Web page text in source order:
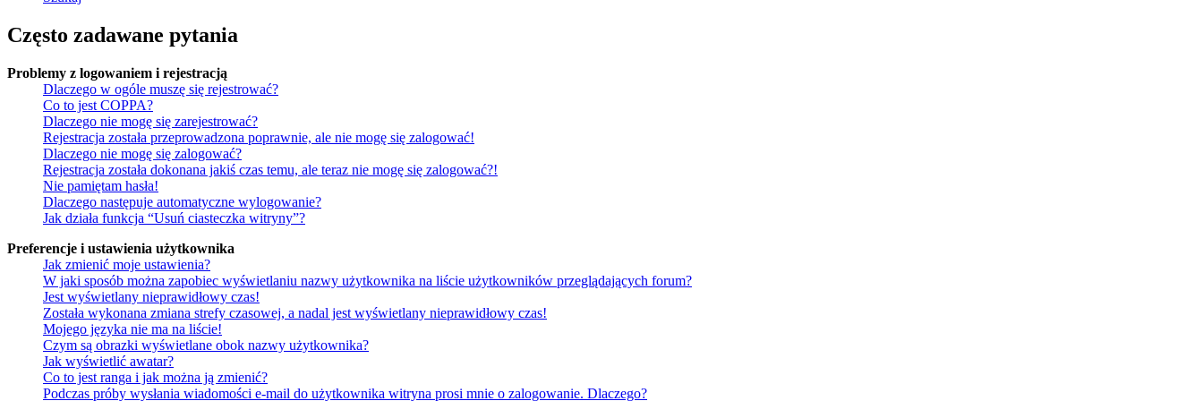
Często zadawane pytania
Problemy z logowaniem i rejestracją
Dlaczego w ogóle muszę się rejestrować?
Co to jest COPPA?
Dlaczego nie mogę się zarejestrować?
Rejestracja została przeprowadzona poprawnie, ale nie mogę się zalogować!
Dlaczego nie mogę się zalogować?
Rejestracja została dokonana jakiś czas temu, ale teraz nie mogę się zalogować?!
Nie pamiętam hasła!
Dlaczego następuje automatyczne wylogowanie?
Jak działa funkcja “Usuń ciasteczka witryny”?
Preferencje i ustawienia użytkownika
Jak zmienić moje ustawienia?
W jaki sposób można zapobiec wyświetlaniu nazwy użytkownika na liście użytkowników przeglądających forum?
Jest wyświetlany nieprawidłowy czas!
Została wykonana zmiana strefy czasowej, a nadal jest wyświetlany nieprawidłowy czas!
Mojego języka nie ma na liście!
Czym są obrazki wyświetlane obok nazwy użytkownika?
Jak wyświetlić awatar?
Co to jest ranga i jak można ją zmienić?
Podczas próby wysłania wiadomości e-mail do użytkownika witryna prosi mnie o zalogowanie. Dlaczego?